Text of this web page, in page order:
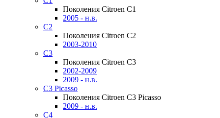
Поколения Citroen C1
2005 - н.в.
C2
Поколения Citroen C2
2003-2010
C3
Поколения Citroen C3
2002-2009
2009 - н.в.
C3 Picasso
Поколения Citroen C3 Picasso
2009 - н.в.
C4